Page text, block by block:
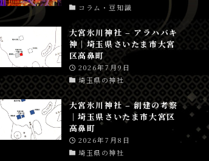
コラム・豆知識
大宮氷川神社 – アラハバキ
神│埼玉県さいたま市大宮
区高鼻町
2026年7月9日
埼玉県の神社
大宮氷川神社 – 創建の考察
│埼玉県さいたま市大宮区
高鼻町
2026年7月8日
埼玉県の神社